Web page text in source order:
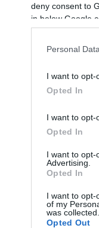
deny consent to
in below Google
Personal
I want to opt-
Opted In
I want to opt-
Opted In
I want to opt-
Advertising.
Opted In
I want to opt-
of my
was collected.
Opted Out